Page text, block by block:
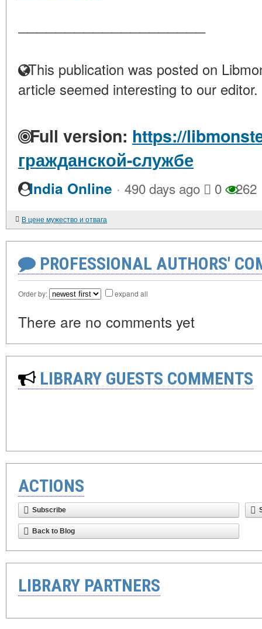
This publication was posted on
article seemed interesting to our editor.
Full version: https://
гражданской-службе
India Online · 490 days ago 0 262
В цене мужество и отвага
PROFESSIONAL AUTHORS'
Order by: expand all
There are no comments yet
LIBRARY GUESTS COMMENTS
ACTIONS
Subscribe
Back to Blog
LIBRARY PARTNERS